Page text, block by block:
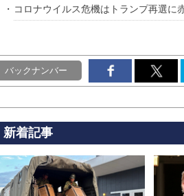
コロナウイルス危機はトランプ再選に
バックナンバー
新着記事